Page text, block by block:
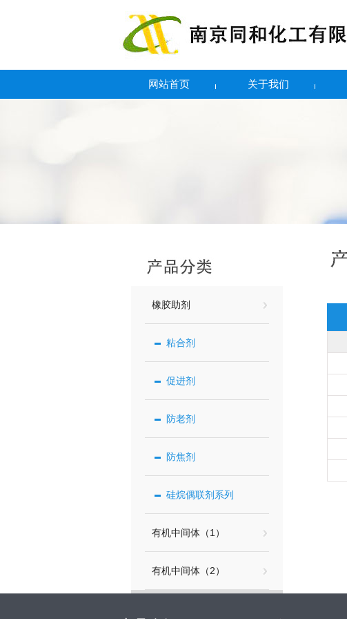
网站首页 关于我们
橡胶助剂
粘合剂
促进剂
防老剂
防焦剂
硅烷偶联剂系列
有机中间体（1）
有机中间体（2）